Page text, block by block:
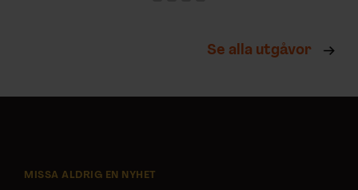
Se alla utgåvor
MISSA ALDRIG EN NYHET